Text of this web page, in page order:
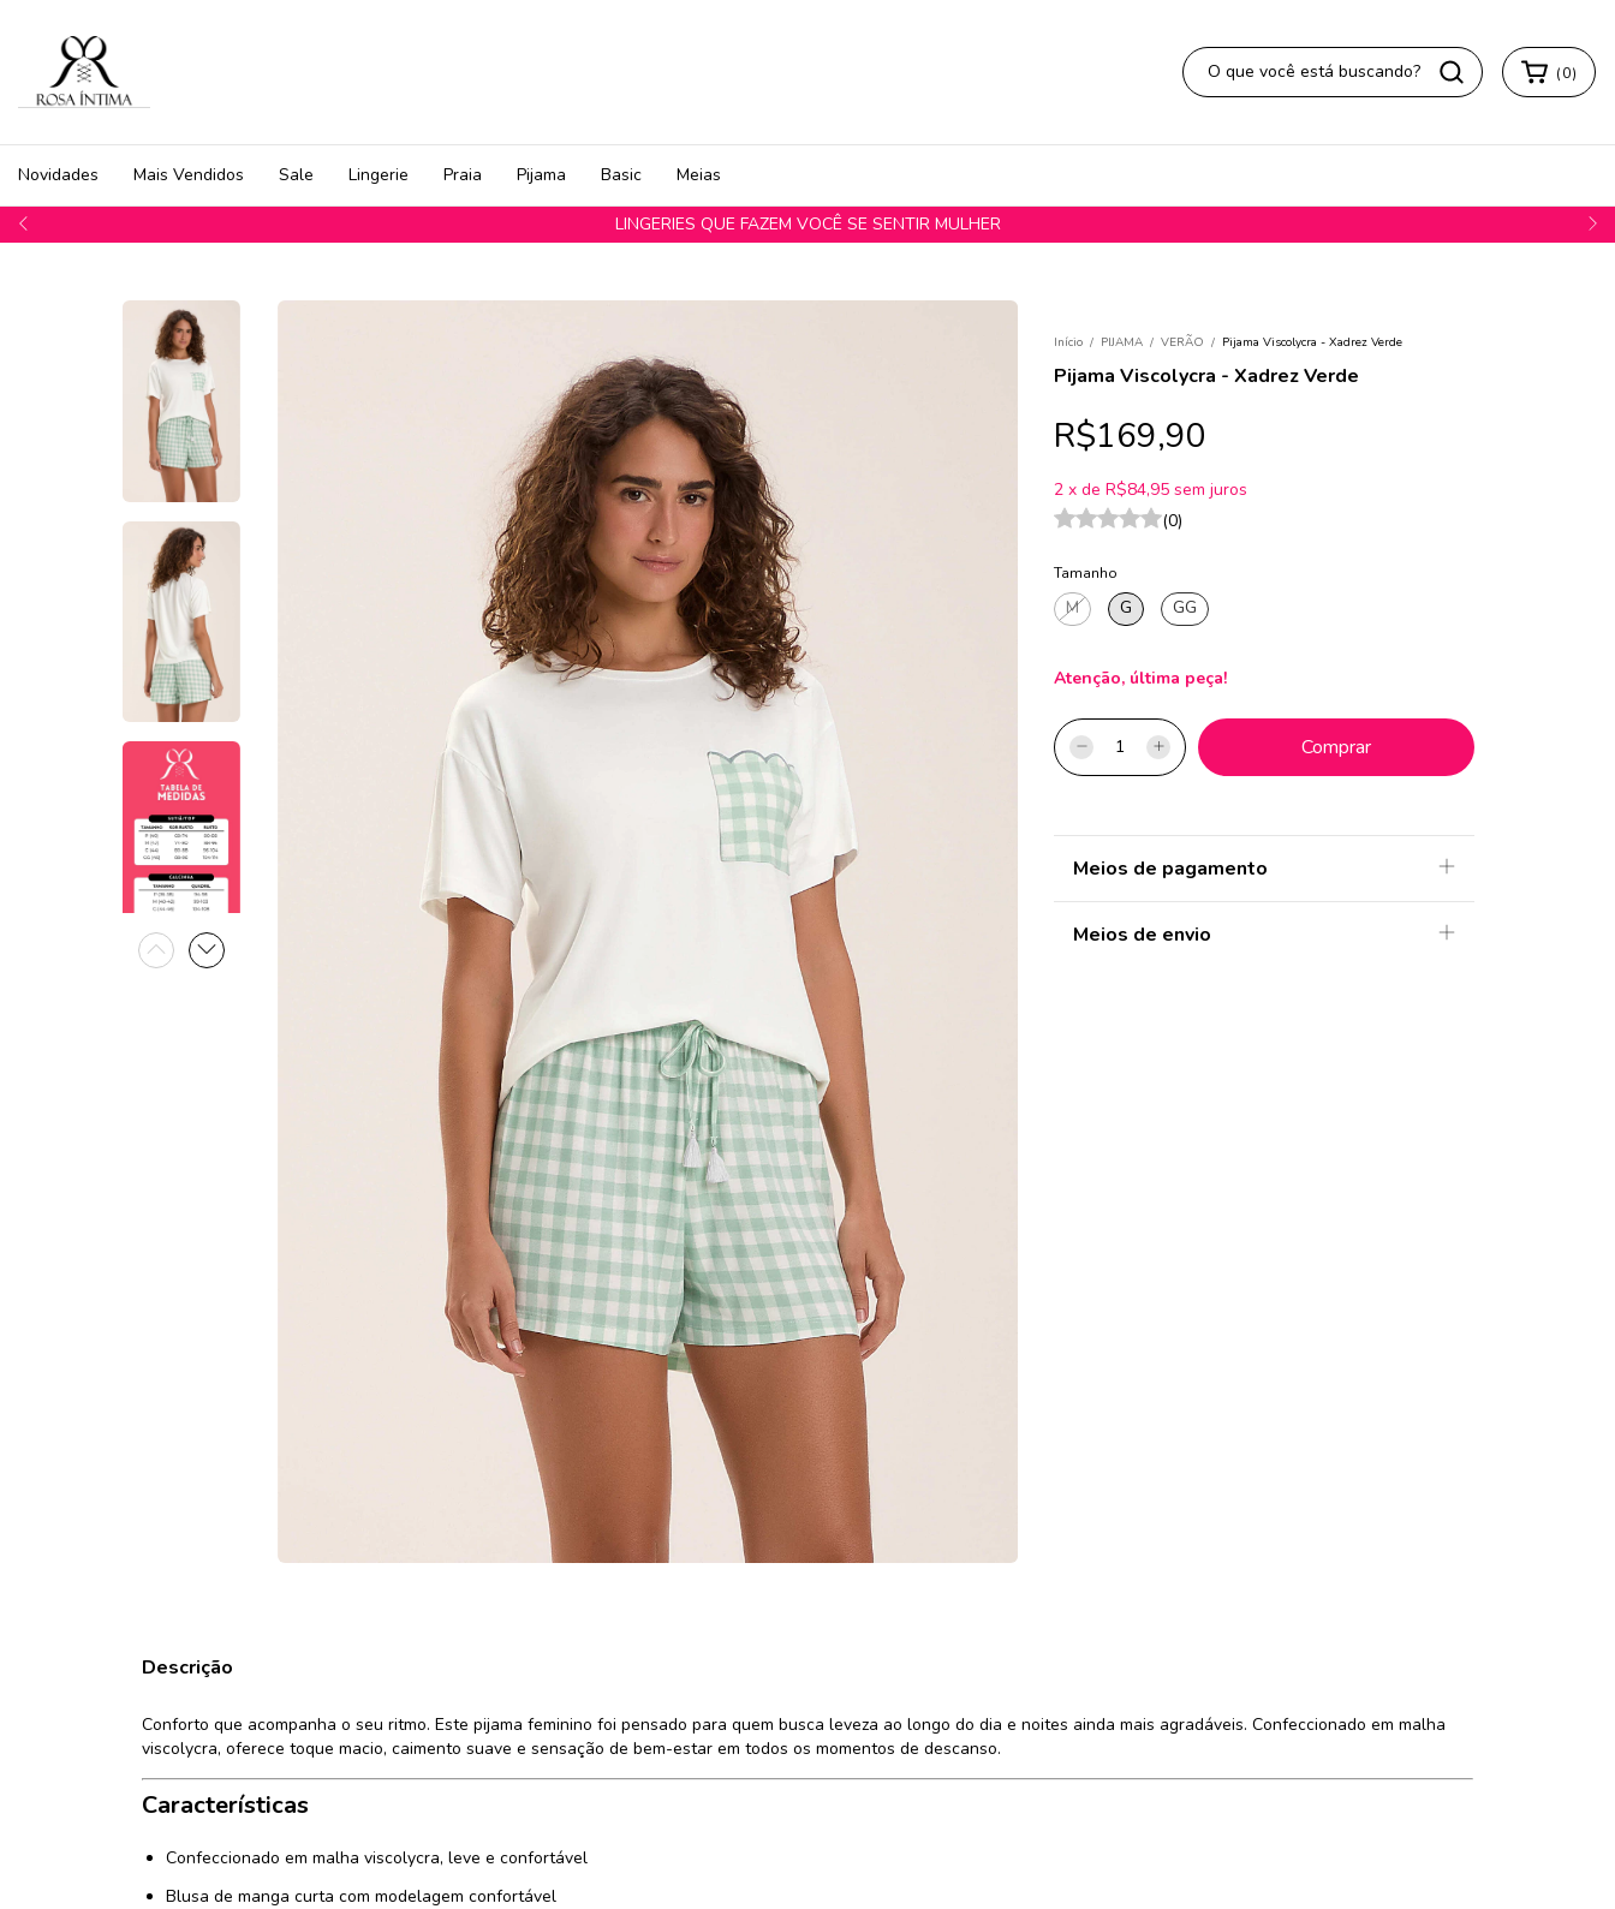
LINGERIES QUE FAZEM VOCÊ SE SENTIR MULHER
(0)
Novidades Mais Vendidos Sale Lingerie Praia Pijama Basic Meias
Início / PIJAMA / VERÃO / Pijama Viscolycra - Xadrez Verde
Pijama Viscolycra - Xadrez Verde
R$169,90
2 x de R$84,95 sem juros
(0)
Tamanho
M G GG
Atenção, última peça!
Meios de pagamento
Meios de envio
Descrição
Conforto que acompanha o seu ritmo. Este pijama feminino foi pensado para quem busca leveza ao longo do dia e noites ainda mais agradáveis. Confeccionado em malha
viscolycra, oferece toque macio, caimento suave e sensação de bem-estar em todos os momentos de descanso.
Características
Confeccionado em malha viscolycra, leve e confortável
Blusa de manga curta com modelagem confortável